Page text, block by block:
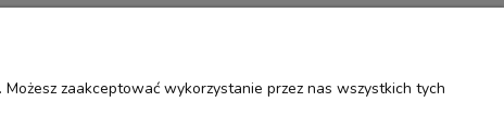
zaakceptować wykorzystanie przez nas wszystkich tych